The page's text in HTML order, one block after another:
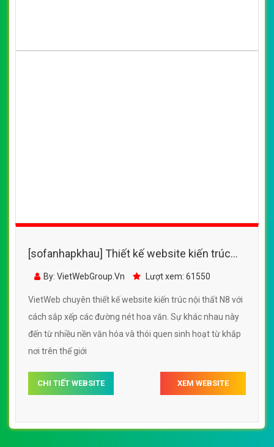
[sofanhapkhau] Thiết kế website kiến trúc
nội thất N8 đẹp, chuyên nghiệp chuẩn SEO
By: VietWebGroup.Vn Lượt xem: 61550
VietWeb chuyên thiết kế website kiến trúc nội thất N8 với
cách sắp xếp các đường nét hoa văn. Sự khác nhau này
đến từ nhiều nền văn hóa và thói quen sinh hoạt từ khắp
nơi trên thế giới
CHI TIẾT WEBSITE XEM WEBSITE